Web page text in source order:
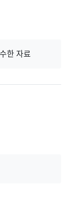
한 자료